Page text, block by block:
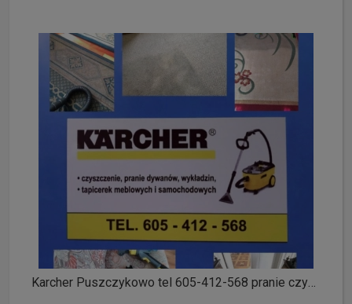
Karcher Puszczykowo tel 605-412-568 pranie czyszczenie wykładzin dywanów tapicerki meblowej i samochodowej ozonowanie